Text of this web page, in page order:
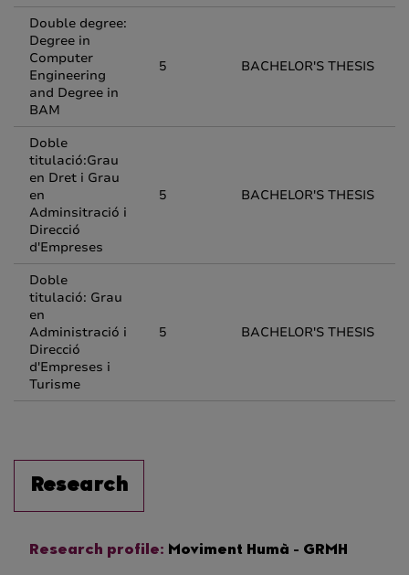
Double degree:
Degree in
Computer
Engineering
and Degree in
BAM
5 BACHELOR'S THESIS
Doble
titulació:Grau
en Dret i Grau
en
Adminsitració i
Direcció
d'Empreses
5 BACHELOR'S THESIS
Doble
titulació: Grau
en
Administració i
Direcció
d'Empreses i
Turisme
5 BACHELOR'S THESIS
Research
Research profile: Moviment Humà - GRMH